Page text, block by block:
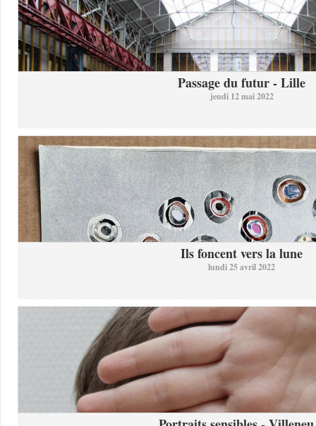
Passage du futur - Lille
jeudi 12 mai 2022
Ils foncent vers la lune
lundi 25 avril 2022